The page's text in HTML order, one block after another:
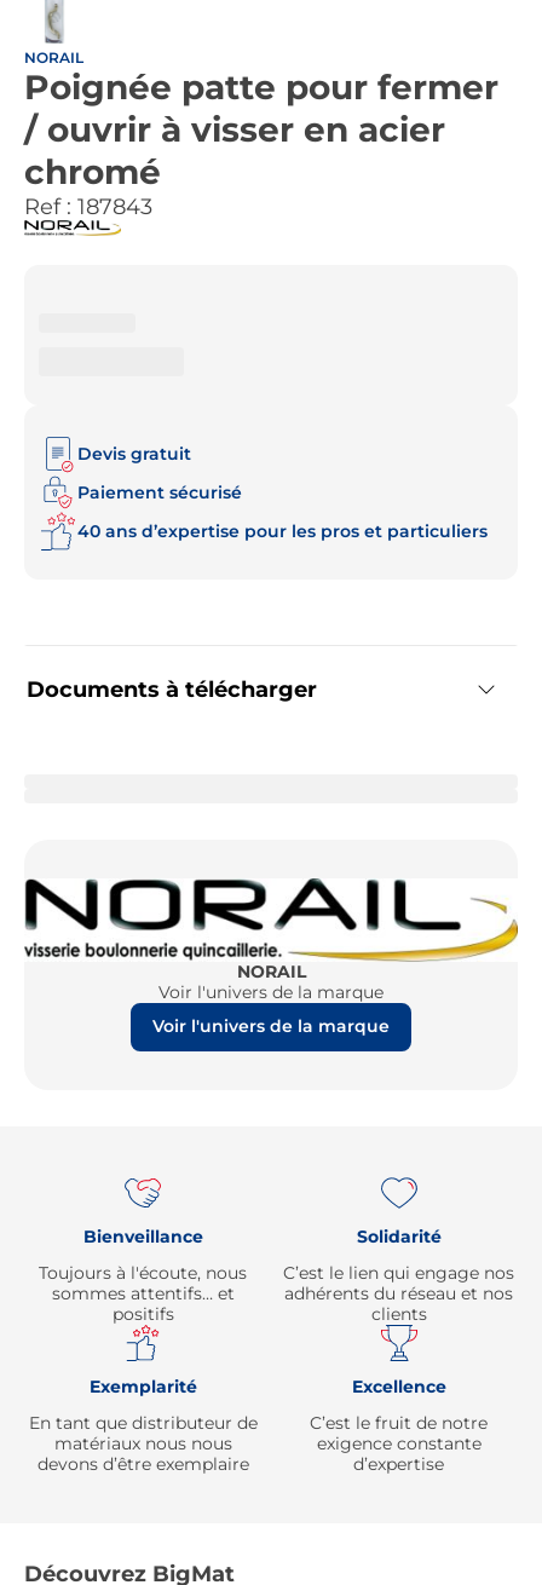
NORAIL
Poignée patte pour fermer
/ ouvrir à visser en acier
chromé
Ref : 187843
Documents à télécharger
Devis gratuit
Paiement sécurisé
40 ans d’expertise pour les pros et particuliers
NORAIL
Voir l'univers de la marque
Voir l'univers de la marque
Bienveillance
Toujours à l'écoute, nous
sommes attentifs… et
positifs
Solidarité
C’est le lien qui engage nos
adhérents du réseau et nos
clients
Exemplarité
En tant que distributeur de
matériaux nous nous
devons d’être exemplaire
Excellence
C’est le fruit de notre
exigence constante
d’expertise
Découvrez BigMat